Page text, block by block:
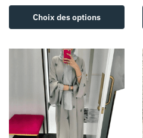
Choix des options